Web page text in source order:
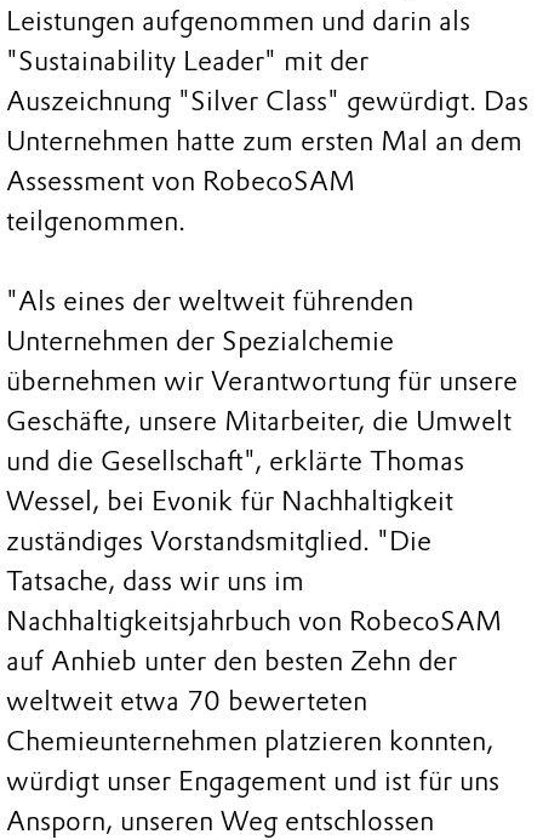
Leistungen aufgenommen und darin als
"Sustainability Leader" mit der
Auszeichnung "Silver Class" gewürdigt. Das
Unternehmen hatte zum ersten Mal an dem
Assessment von RobecoSAM
teilgenommen.
"Als eines der weltweit führenden
Unternehmen der Spezialchemie
übernehmen wir Verantwortung für unsere
Geschäfte, unsere Mitarbeiter, die Umwelt
und die Gesellschaft", erklärte Thomas
Wessel, bei Evonik für Nachhaltigkeit
zuständiges Vorstandsmitglied. "Die
Tatsache, dass wir uns im
Nachhaltigkeitsjahrbuch von RobecoSAM
auf Anhieb unter den besten Zehn der
weltweit etwa 70 bewerteten
Chemieunternehmen platzieren konnten,
würdigt unser Engagement und ist für uns
Ansporn, unseren Weg entschlossen